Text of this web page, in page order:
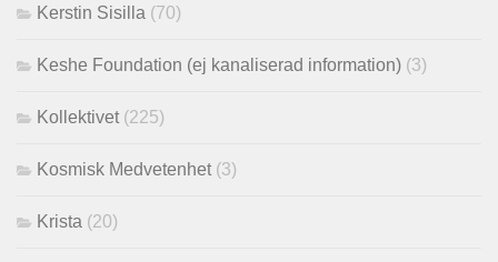
Kerstin Sisilla (70)
Keshe Foundation (ej kanaliserad information) (3)
Kollektivet (225)
Kosmisk Medvetenhet (3)
Krista (20)